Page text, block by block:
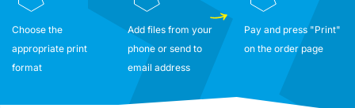
Choose the
appropriate print
format
Add files from your
phone or send to
email address
Pay and press "Print"
on the order page